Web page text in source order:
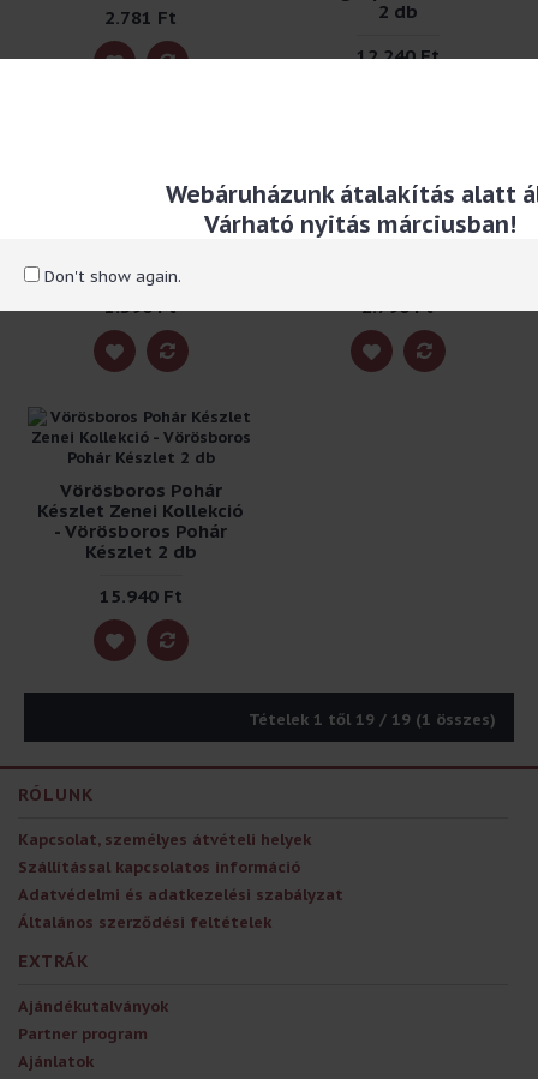
Webáruházunk átalakítás alatt
Várható nyitás márciusban!
Don't show again.
2.781 Ft
2 db
12.240 Ft
Piperetükör - Zenei
1.390 Ft
Spatula Zenei Kollekció
- Konyhai Spatula
2.790 Ft
Vörösboros Pohár
Készlet Zenei Kollekció
- Vörösboros Pohár
Készlet 2 db
15.940 Ft
Tételek 1 től 19 / 19 (1 összes)
RÓLUNK
Kapcsolat, személyes átvételi helyek
Szállítással kapcsolatos információ
Adatvédelmi és adatkezelési szabályzat
Általános szerződési feltételek
EXTRÁK
Ajándékutalványok
Partner program
Ajánlatok